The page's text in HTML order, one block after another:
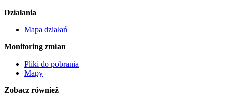
Działania
Mapa działań
Monitoring zmian
Pliki do pobrania
Mapy
Zobacz również